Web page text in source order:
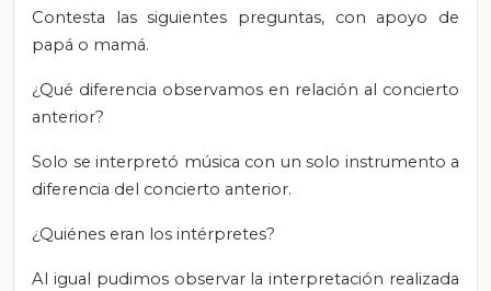
Contesta las siguientes preguntas, con apoyo de
papá o mamá.
¿Qué diferencia observamos en relación al concierto
anterior?
Solo se interpretó música con un solo instrumento a
diferencia del concierto anterior.
¿Quiénes eran los intérpretes?
Al igual pudimos observar la interpretación realizada